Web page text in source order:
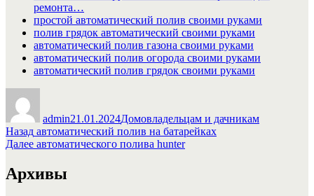
ремонта…
простой автоматический полив своими руками
полив грядок автоматический своими руками
автоматический полив газона своими руками
автоматический полив огорода своими руками
автоматический полив грядок своими руками
admin21.01.2024Домовладельцам и дачникам
Навигация
по
записям
Назад Предыдущая
запись:
автоматический полив на батарейках
Далее Следующая
автоматического полива hunter
Архивы